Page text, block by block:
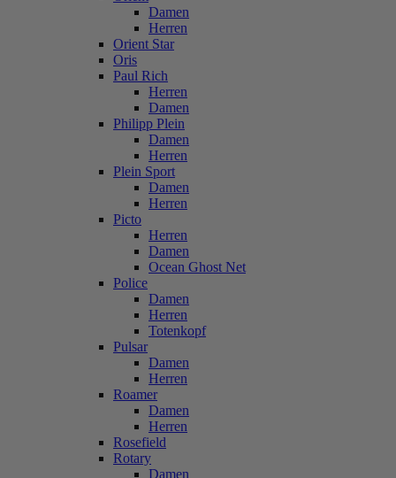
Damen
Herren
Orient Star
Oris
Paul Rich
Herren
Damen
Philipp Plein
Damen
Herren
Plein Sport
Damen
Herren
Picto
Herren
Damen
Ocean Ghost Net
Police
Damen
Herren
Totenkopf
Pulsar
Damen
Herren
Roamer
Damen
Herren
Rosefield
Rotary
Damen